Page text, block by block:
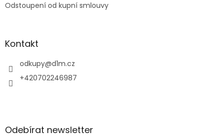
Odstoupení od kupní smlouvy
Kontakt
odkupy@d1m.cz
+420702246987
Odebírat newsletter